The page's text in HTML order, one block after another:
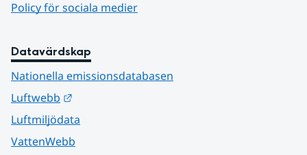
Policy för sociala medier
Datavärdskap
Nationella emissionsdatabasen
Luftwebb
Luftmiljödata
VattenWebb